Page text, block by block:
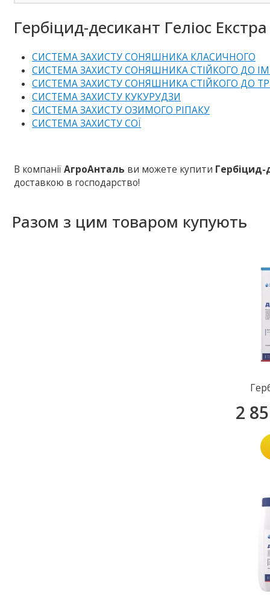
Гербіцид-десикант Геліос
СИСТЕМА ЗАХИСТУ СОНЯШНИКА КЛАСИЧНОГО
СИСТЕМА ЗАХИСТУ СОНЯШНИКА СТІЙКОГО ДО
СИСТЕМА ЗАХИСТУ СОНЯШНИКА СТІЙКОГО ДО
СИСТЕМА ЗАХИСТУ КУКУРУДЗИ
СИСТЕМА ЗАХИСТУ ОЗИМОГО РІПАКУ
СИСТЕМА ЗАХИСТУ СОЇ
В компаніїАгроАнталь ви можете купити Гербіцид-
доставкою в господарство!
Разом з цим товаром купують
2